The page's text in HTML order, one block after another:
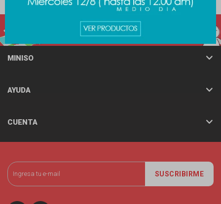
SUSCRIBIRME
MINISO
AYUDA
CUENTA